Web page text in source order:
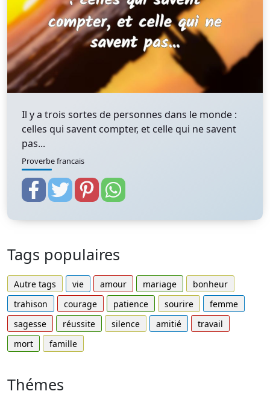
Il y a trois sortes de personnes dans le monde :
celles qui savent compter, et celle qui ne savent
pas...
Proverbe francais
Tags populaires
Autre tags vie amour mariage
bonheur
trahison
courage patience sourire
femme
sagesse
réussite silence amitié
travail
mort
famille
Thémes